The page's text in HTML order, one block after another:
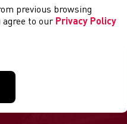
previous browsing
agree to our Privacy Policy